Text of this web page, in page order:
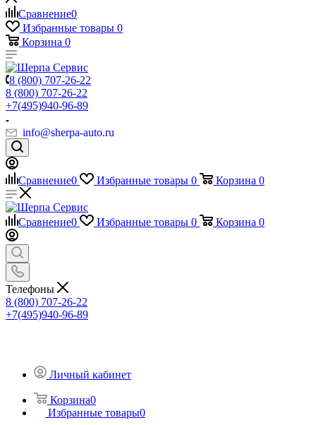
Сравнение0
Избранные товары 0
Корзина 0
8 (800) 707-26-22
8 (800) 707-26-22
+7(495)940-96-89
info@sherpa-auto.ru
Сравнение0 Избранные товары 0 Корзина 0
Сравнение0 Избранные товары 0 Корзина 0
Телефоны
8 (800) 707-26-22
+7(495)940-96-89
Личный кабинет
Корзина0
Избранные товары0